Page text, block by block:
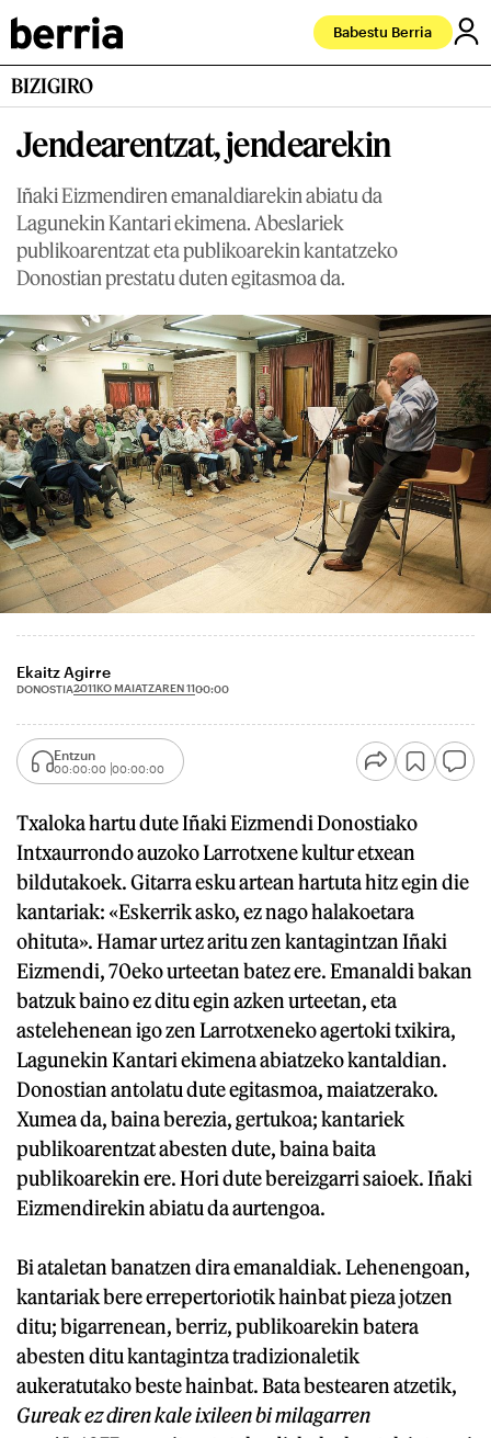
Babestu Berria
BIZIGIRO
Jendearentzat, jendearekin
Iñaki Eizmendiren emanaldiarekin abiatu da
Lagunekin Kantari ekimena. Abeslariek
publikoarentzat eta publikoarekin kantatzeko
Donostian prestatu duten egitasmoa da.
Ekaitz Agirre
DONOSTIA2011KO MAIATZAREN 1100:00
Entzun
00:00:00 00:00:00
Txaloka hartu dute Iñaki Eizmendi Donostiako
Intxaurrondo auzoko Larrotxene kultur etxean
bildutakoek. Gitarra esku artean hartuta hitz egin die
kantariak: «Eskerrik asko, ez nago halakoetara
ohituta». Hamar urtez aritu zen kantagintzan Iñaki
Eizmendi, 70eko urteetan batez ere. Emanaldi bakan
batzuk baino ez ditu egin azken urteetan, eta
astelehenean igo zen Larrotxeneko agertoki txikira,
Lagunekin Kantari ekimena abiatzeko kantaldian.
Donostian antolatu dute egitasmoa, maiatzerako.
Xumea da, baina berezia, gertukoa; kantariek
publikoarentzat abesten dute, baina baita
publikoarekin ere. Hori dute bereizgarri saioek. Iñaki
Eizmendirekin abiatu da aurtengoa.
Bi ataletan banatzen dira emanaldiak. Lehenengoan,
kantariak bere errepertoriotik hainbat pieza jotzen
ditu; bigarrenean, berriz, publikoarekin batera
abesten ditu kantagintza tradizionaletik
aukeratutako beste hainbat. Bata bestearen atzetik,
Gureak ez diren kale ixileen bi milagarren